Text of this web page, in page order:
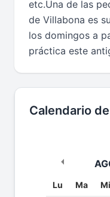
etc.Una de las
de Villabona es
los domingos a
práctica este
Calendario
Lu Ma Mi